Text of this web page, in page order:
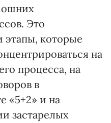
Это
этапы, которые
на
процесса, на
в
«5+2» и на
застарелых